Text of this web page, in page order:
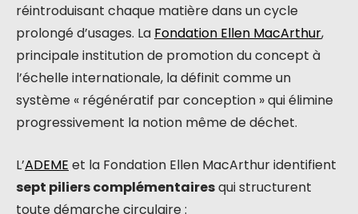
réintroduisant chaque matière dans un cycle
prolongé d’usages. La Fondation Ellen MacArthur,
principale institution de promotion du concept à
l’échelle internationale, la définit comme un
système « régénératif par conception » qui élimine
progressivement la notion même de déchet.
L’ADEME et la Fondation Ellen MacArthur identifient
sept piliers complémentairesqui structurent
toute démarche circulaire :